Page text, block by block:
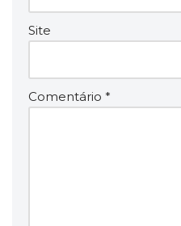
Site
Comentário *